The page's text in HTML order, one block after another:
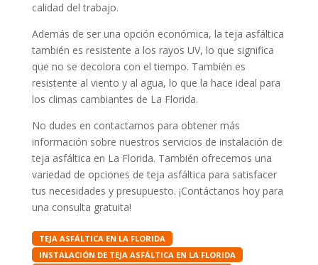
calidad del trabajo.
Además de ser una opción económica, la teja asfáltica
también es resistente a los rayos UV, lo que significa
que no se decolora con el tiempo. También es
resistente al viento y al agua, lo que la hace ideal para
los climas cambiantes de La Florida.
No dudes en contactarnos para obtener más
información sobre nuestros servicios de instalación de
teja asfáltica en La Florida. También ofrecemos una
variedad de opciones de teja asfáltica para satisfacer
tus necesidades y presupuesto. ¡Contáctanos hoy para
una consulta gratuita!
TEJA ASFÁLTICA EN LA FLORIDA
INSTALACIÓN DE TEJA ASFÁLTICA EN LA FLORIDA